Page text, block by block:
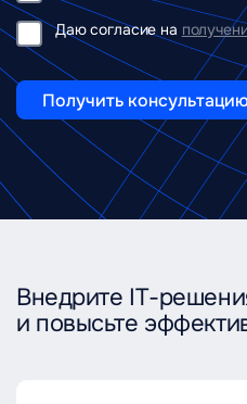
Даю согласие на
Получить консультацию
Внедрите IT-
и повысьте